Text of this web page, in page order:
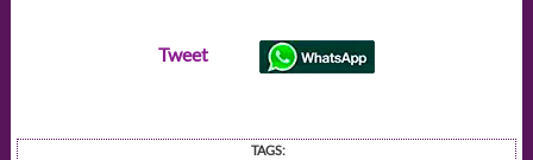
Tweet
TAGS: